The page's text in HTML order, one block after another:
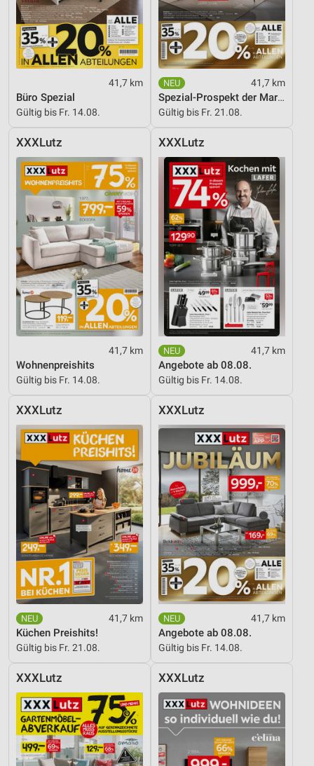
41,7 km
Büro Spezial
Gültig bis Fr. 14.08.
41,7 km
Spezial-Prospekt der Marken
Gültig bis Fr. 21.08.
XXXLutz
41,7 km
Wohnenpreishits
Gültig bis Fr. 14.08.
XXXLutz
41,7 km
Angebote ab 08.08.
Gültig bis Fr. 14.08.
XXXLutz
41,7 km
Küchen Preishits!
Gültig bis Fr. 21.08.
XXXLutz
41,7 km
Angebote ab 08.08.
Gültig bis Fr. 14.08.
XXXLutz XXXLutz